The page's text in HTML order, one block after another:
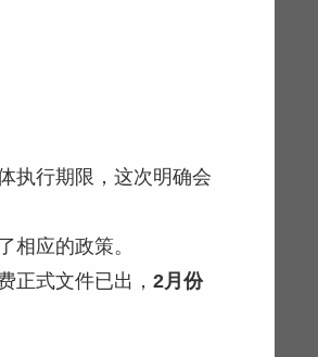
执行期限，这次明确会
相应的政策。
正式文件已出， 2月份